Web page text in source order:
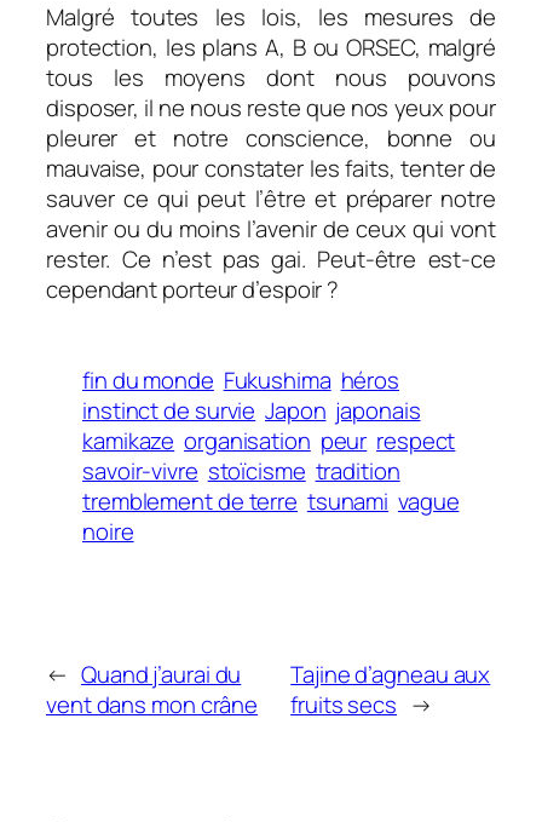
Malgré toutes les lois, les mesures de
protection, les plans A, B ou ORSEC, malgré
tous les moyens dont nous pouvons
disposer, il ne nous reste que nos yeux pour
pleurer et notre conscience, bonne ou
mauvaise, pour constater les faits, tenter de
sauver ce qui peut l’être et préparer notre
avenir ou du moins l’avenir de ceux qui vont
rester. Ce n’est pas gai. Peut-être est-ce
cependant porteur d’espoir ?
fin du monde Fukushima héros
instinct de survie Japon japonais
kamikaze organisation peur respect
savoir-vivre stoïcisme tradition
tremblement de terre tsunami vague
noire
← Quand j’aurai du
vent dans mon crâne
Tajine d’agneau aux
fruits secs →